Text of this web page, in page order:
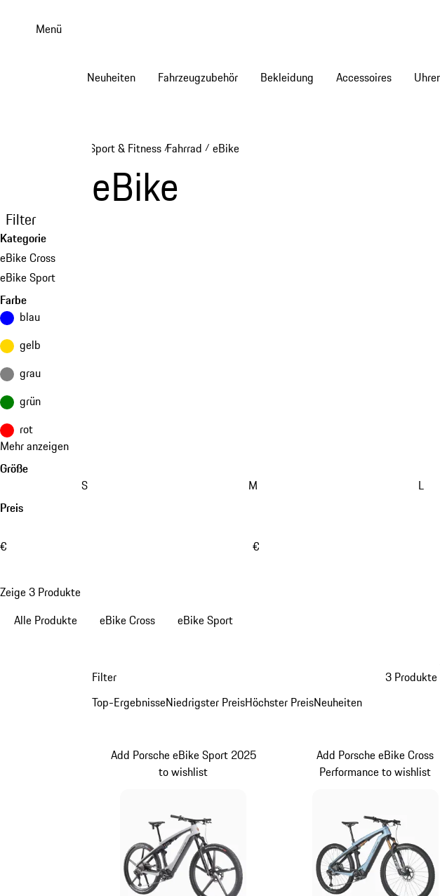
Hauptinhalt
Menü
Neuheiten Fahrzeugzubehör Bekleidung Accessoires
Sport & Fitness /Fahrrad / eBike
eBike
Filter
Kategorie
eBike Cross
eBike Sport
Farbe
blau
gelb
grau
grün
rot
Mehr anzeigen
Größe
S
M
L
Preis
€ €
Zeige 3 Produkte
Alle Produkte
eBike Cross eBike Sport
Filter
Top-ErgebnisseNiedrigster PreisHöchster PreisNeuheiten
3 Produkte
Add Porsche eBike Sport 2025
to wishlist
Add Porsche eBike Cross
Performance to wishlist